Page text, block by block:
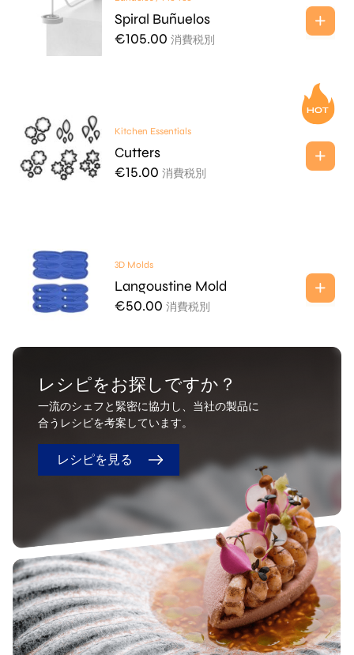
Spiral Buñuelos
€105.00 消費税別
Kitchen Essentials
Cutters
€15.00 消費税別
3D Molds
Langoustine Mold
€50.00 消費税別
レシピをお探しですか？
一流のシェフと緊密に協力し、当社の製品に
合うレシピを考案しています。
レシピを見る